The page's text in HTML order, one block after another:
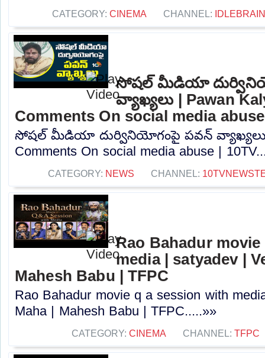
CATEGORY: CINEMA CHANNEL:
సోషల్ మీడియా
వ్యాఖ్యలు | Pawan
Comments On social media
సోషల్ మీడియా దుర్వినియోగంపై పవన్ వ్యాఖ్యలు |
Comments On social media abuse |
CATEGORY: NEWS CHANNEL:
Rao Bahadur
media | satyadev |
Mahesh Babu | TFPC
Rao Bahadur movie q a session with
Maha | Mahesh Babu | TFPC.....»»
CATEGORY: CINEMA CHANNEL: TFPC